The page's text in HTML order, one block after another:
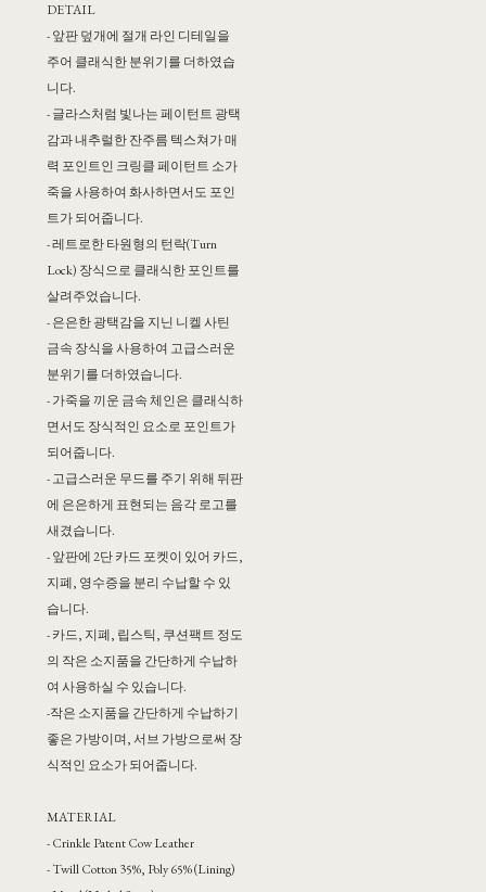
DETAIL
- 앞판 덮개에 절개 라인 디테일을
주어 클래식한 분위기를 더하였습
니다.
- 글라스처럼 빛나는 페이턴트 광택
감과 내추럴한 잔주름 텍스쳐가 매
력 포인트인 크링클 페이턴트 소가
죽을 사용하여 화사하면서도 포인
트가 되어줍니다.
- 레트로한 타원형의 턴락(Turn
Lock) 장식으로 클래식한 포인트를
살려주었습니다.
- 은은한 광택감을 지닌 니켈 사틴
금속 장식을 사용하여 고급스러운
분위기를 더하였습니다.
- 가죽을 끼운 금속 체인은 클래식하
면서도 장식적인 요소로 포인트가
되어줍니다.
- 고급스러운 무드를 주기 위해 뒤판
에 은은하게 표현되는 음각 로고를
새겼습니다.
- 앞판에 2단 카드 포켓이 있어 카드,
지폐, 영수증을 분리 수납할 수 있
습니다.
- 카드, 지폐, 립스틱, 쿠션팩트 정도
의 작은 소지품을 간단하게 수납하
여 사용하실 수 있습니다.
-작은 소지품을 간단하게 수납하기
좋은 가방이며, 서브 가방으로써 장
식적인 요소가 되어줍니다.
MATERIAL
- Crinkle Patent Cow Leather
- Twill Cotton 35%, Poly 65% (Lining)